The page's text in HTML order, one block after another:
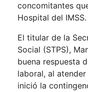
concomitantes
Hospital del IMSS.
El titular de la
Social (STPS),
buena respuesta
laboral, al
inició la